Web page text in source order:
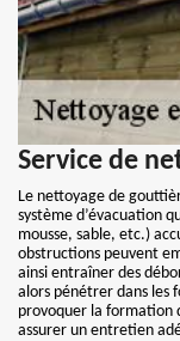
Service de
Le nettoyage de
système d’évacuation
mousse, sable, etc.)
obstructions peuvent
ainsi entraîner des
alors pénétrer dans les
provoquer la formation
assurer un entretien